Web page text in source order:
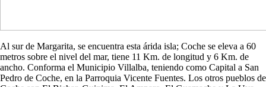
Al sur de Margarita, se encuentra esta árida isla; Coche se eleva a 60
metros sobre el nivel del mar, tiene 11 Km. de longitud y 6 Km. de
ancho. Conforma el Municipio Villalba, teniendo como Capital a San
Pedro de Coche, en la Parroquia Vicente Fuentes. Los otros pueblos de